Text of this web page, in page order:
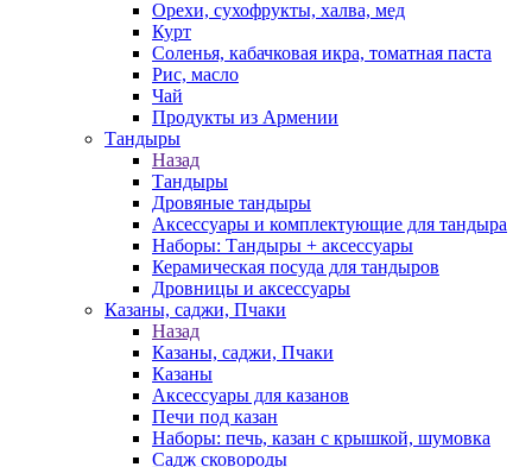
Орехи, сухофрукты, халва, мед
Курт
Соленья, кабачковая икра, томатная паста
Рис, масло
Чай
Продукты из Армении
Тандыры
Назад
Тандыры
Дровяные тандыры
Аксессуары и комплектующие для тандыра
Наборы: Тандыры + аксессуары
Керамическая посуда для тандыров
Дровницы и аксессуары
Казаны, саджи, Пчаки
Назад
Казаны, саджи, Пчаки
Казаны
Аксессуары для казанов
Печи под казан
Наборы: печь, казан с крышкой, шумовка
Садж сковороды